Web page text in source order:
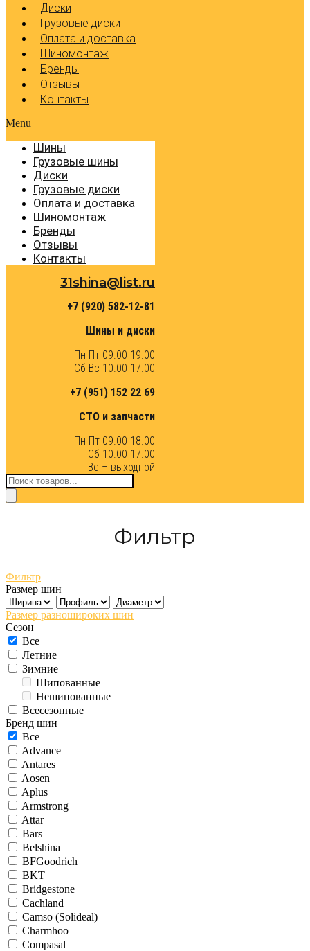
Диски
Грузовые диски
Оплата и доставка
Шиномонтаж
Бренды
Отзывы
Контакты
Menu
Шины
Грузовые шины
Диски
Грузовые диски
Оплата и доставка
Шиномонтаж
Бренды
Отзывы
Контакты
31shina@list.ru
+7 (920) 582-12-81
Шины и диски
Пн-Пт 09.00-19.00
Сб-Вс 10.00-17.00
+7 (951) 152 22 69
СТО и запчасти
Пн-Пт 09.00-18.00
Сб 10.00-17.00
Вс – выходной
Поиск
товаров
Фильтр
Фильтр
Размер шин
Размер разношироких шин
Сезон
Все
Летние
Зимние
Шипованные
Нешипованные
Всесезонные
Бренд шин
Все
Advance
Antares
Aosen
Aplus
Armstrong
Attar
Bars
Belshina
BFGoodrich
BKT
Bridgestone
Cachland
Camso (Solideal)
Charmhoo
Compasal